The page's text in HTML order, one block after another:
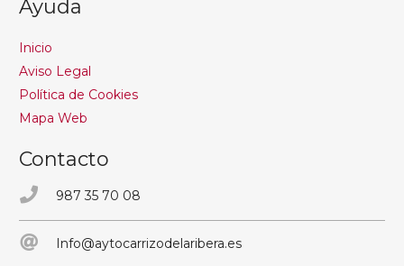
Ayuda
Inicio
Aviso Legal
Política de Cookies
Mapa Web
Contacto
987 35 70 08
Info@aytocarrizodelaribera.es